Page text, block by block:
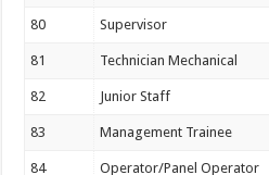
80 Supervisor
81 Technician Mechanical
82 Junior Staff
83 Management Trainee
84 Operator/Panel Operator